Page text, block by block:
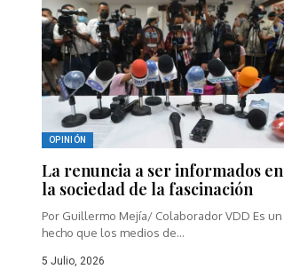
OPINIÓN
La renuncia a ser informados en
la sociedad de la fascinación
Por Guillermo Mejía/ Colaborador VDD Es un
hecho que los medios de...
5 Julio, 2026